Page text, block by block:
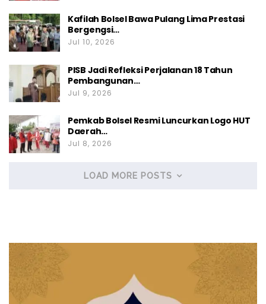
Kafilah Bolsel Bawa Pulang Lima Prestasi
Bergengsi…
Jul 10, 2026
PISB Jadi Refleksi Perjalanan 18 Tahun
Pembangunan…
Jul 9, 2026
Pemkab Bolsel Resmi Luncurkan Logo HUT
Daerah…
Jul 8, 2026
LOAD MORE POSTS